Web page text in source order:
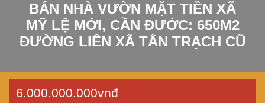
BÁN NHÀ VƯỜN MẶT TIỀN XÃ
MỸ LỆ MỚI, CẦN ĐƯỚC: 650M2
ĐƯỜNG LIÊN XÃ TÂN TRẠCH CŨ
6.000.000.000vnđ